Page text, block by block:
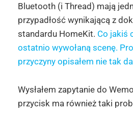
Bluetooth (i Thread) mają
przypadłość wynikającą z
standardu HomeKit. Co jakiś
ostatnio wywołaną scenę.
przyczyny opisałem nie tak
Wysłałem zapytanie do
przycisk ma również taki